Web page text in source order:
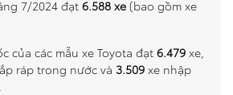
7/2024 đạt 6.588 xe (bao gồm xe
của các mẫu xe Toyota đạt 6.479 xe,
ráp trong nước và 3.509 xe nhập